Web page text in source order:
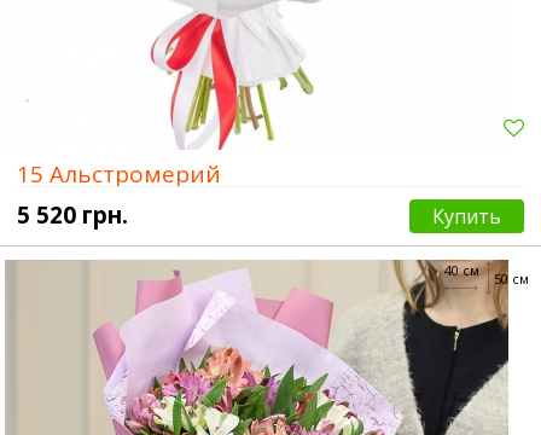
15 Альстромерий
5 520 грн.
Купить
50 см
40 см